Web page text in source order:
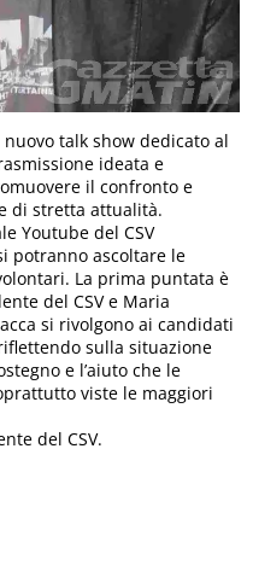
talk show dedicato al
ideata e
il confronto e
di stretta attualità.
Youtube del CSV
potranno ascoltare le
La prima puntata è
del CSV e Maria
si rivolgono ai candidati
sulla situazione
e l’aiuto che le
viste le maggiori
del CSV.